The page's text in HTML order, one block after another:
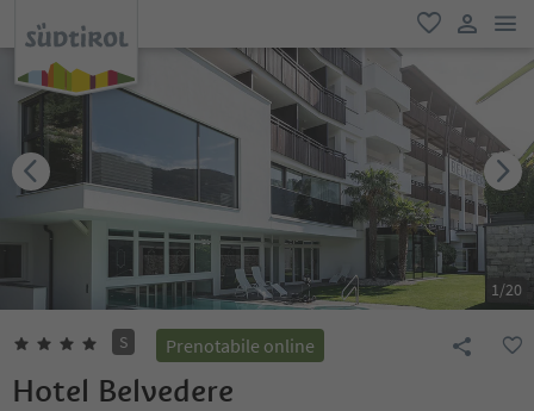
favoriti
1/20
S Prenotabile online
Hotel Belvedere